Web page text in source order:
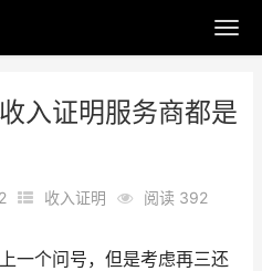
入证明服务商都是
收入证明 阅读 392
个问号，但是考虑再三还